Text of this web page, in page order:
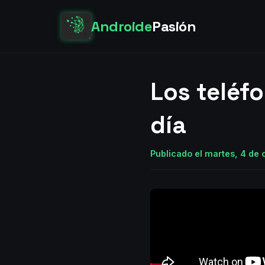
AndroidePasión
Los
día
Publicado el martes, 4 de